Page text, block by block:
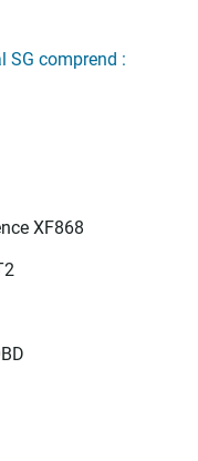
SG comprend :
XF868